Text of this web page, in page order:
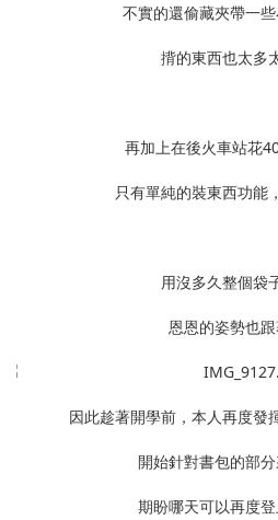
不實的還偷藏夾帶一
揹的東西也太多
再加上在後火車站花
只有單純的裝東西功能
用沒多久整個袋
恩恩的姿勢也
因此趁著開學前，本人再度發
開始針對書包的部分
期盼哪天可以再度